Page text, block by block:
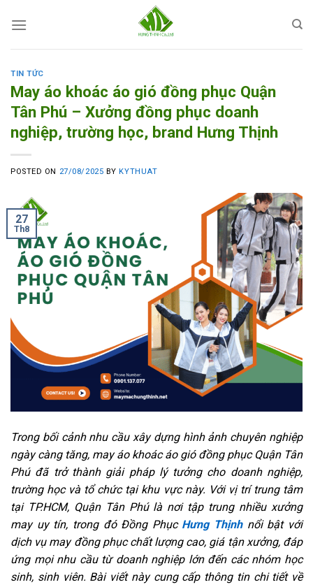
TIN TỨC
May áo khoác áo gió đồng phục Quận
Tân Phú – Xưởng đồng phục doanh
nghiệp, trường học, brand Hưng Thịnh
POSTED ON 27/08/2025 BYKYTHUAT
27
Th8
Trong bối cảnh nhu cầu xây dựng hình ảnh chuyên nghiệp
ngày càng tăng, may áo khoác áo gió đồng phục Quận Tân
Phú đã trở thành giải pháp lý tưởng cho doanh nghiệp,
trường học và tổ chức tại khu vực này. Với vị trí trung tâm
tại TP.HCM, Quận Tân Phú là nơi tập trung nhiều xưởng
may uy tín, trong đó Đồng Phục Hưng Thịnh nổi bật với
dịch vụ may đồng phục chất lượng cao, giá tận xưởng, đáp
ứng mọi nhu cầu từ doanh nghiệp lớn đến các nhóm học
sinh, sinh viên. Bài viết này cung cấp thông tin chi tiết về